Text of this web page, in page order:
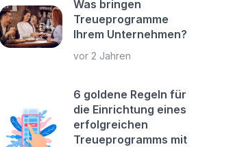
Was bringen
Treueprogramme
Ihrem Unternehmen?
vor 2 Jahren
6 goldene Regeln für
die Einrichtung eines
erfolgreichen
Treueprogramms mit